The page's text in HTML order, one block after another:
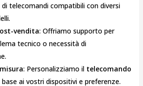
telecomandi compatibili con diversi
vendita: Offriamo supporto per
tecnico o necessità di
: Personalizziamo il telecomando
ai vostri dispositivi e preferenze.